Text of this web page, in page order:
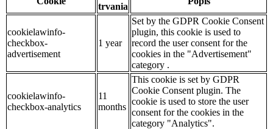
trvania
cookielawinfo-
checkbox-
advertisement
1 year
Set by the GDPR Cookie Consent
plugin, this cookie is used to
record the user consent for the
cookies in the "Advertisement"
category .
cookielawinfo-
checkbox-analytics
11
months
This cookie is set by GDPR
Cookie Consent plugin. The
cookie is used to store the user
consent for the cookies in the
category "Analytics".